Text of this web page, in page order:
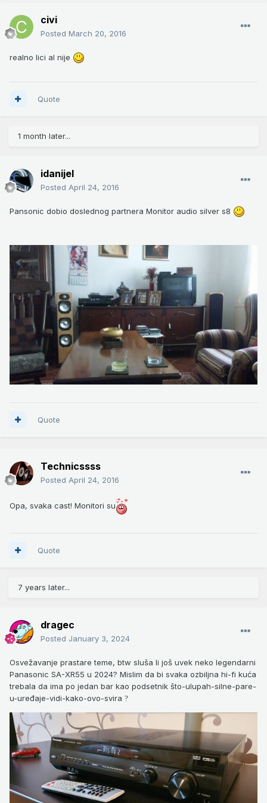
civi
Posted March 20, 2016
realno lici al nije
Quote
1 month later...
idanijel
Posted April 24, 2016
Pansonic dobio doslednog partnera Monitor audio silver s8
Quote
Technicssss
Posted April 24, 2016
Opa, svaka cast! Monitori su
Quote
7 years later...
dragec
Posted January 3, 2024
Osvežavanje prastare teme, btw sluša li još uvek neko legendarni
Panasonic SA-XR55 u 2024? Mislim da bi svaka ozbiljna hi-fi kuća
trebala da ima po jedan bar kao podsetnik što-ulupah-silne-pare-
u-uređaje-vidi-kako-ovo-svira ?